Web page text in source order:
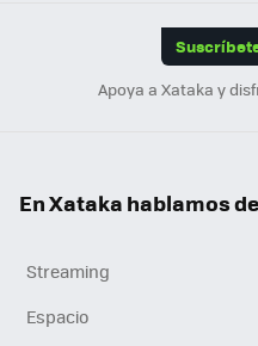
Apoya a Xataka y
En Xataka hablamos
Streaming
Espacio